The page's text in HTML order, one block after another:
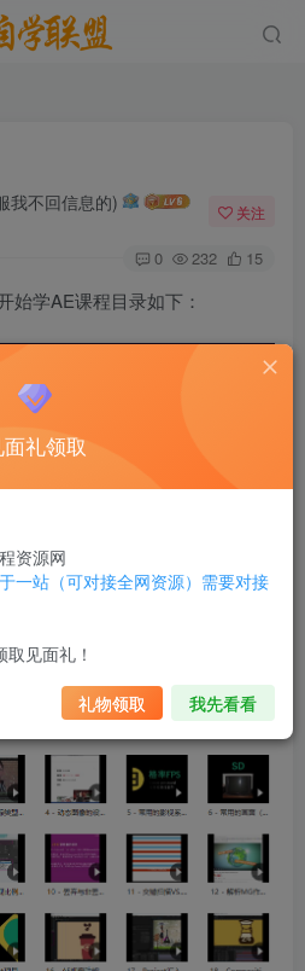
我不回信息的) 关注
0 232 15
始学AE课程目录如下：
面礼领取
资源网
一站（可对接全网资源）需要对接
见面礼！
礼物领取 我先看看